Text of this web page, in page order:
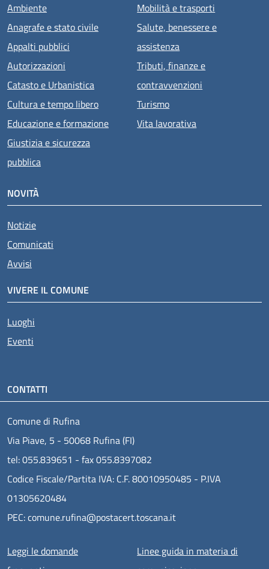
Ambiente
Anagrafe e stato civile
Appalti pubblici
Autorizzazioni
Catasto e Urbanistica
Cultura e tempo libero
Educazione e formazione
Giustizia e sicurezza
pubblica
Mobilità e trasporti
Salute, benessere e
assistenza
Tributi, finanze e
contravvenzioni
Turismo
Vita lavorativa
NOVITÀ
Notizie
Comunicati
Avvisi
VIVERE IL COMUNE
Luoghi
Eventi
CONTATTI
Comune di Rufina
Via Piave, 5 - 50068 Rufina (FI)
tel: 055.839651 - fax 055.8397082
Codice Fiscale/Partita IVA: C.F. 80010950485 - P.IVA
01305620484
PEC: comune.rufina@postacert.toscana.it
Menu piè di pagina
Leggi le domande
Linee guida in materia di